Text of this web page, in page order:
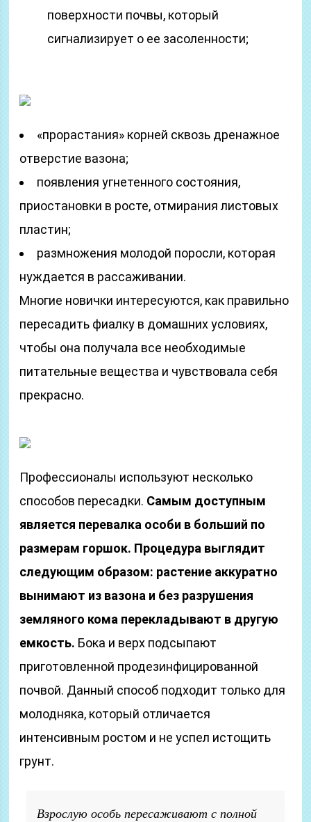
поверхности почвы, который
сигнализирует о ее засоленности;
«прорастания» корней сквозь дренажное
отверстие вазона;
появления угнетенного состояния,
приостановки в росте, отмирания листовых
пластин;
размножения молодой поросли, которая
нуждается в рассаживании.
Многие новички интересуются, как правильно
пересадить фиалку в домашних условиях,
чтобы она получала все необходимые
питательные вещества и чувствовала себя
прекрасно.
Профессионалы используют несколько
способов пересадки. Самым доступным
является перевалка особи в больший по
размерам горшок. Процедура выглядит
следующим образом: растение аккуратно
вынимают из вазона и без разрушения
земляного кома перекладывают в другую
емкость. Бока и верх подсыпают
приготовленной продезинфицированной
почвой. Данный способ подходит только для
молодняка, который отличается
интенсивным ростом и не успел истощить
грунт.
Взрослую особь пересаживают с полной